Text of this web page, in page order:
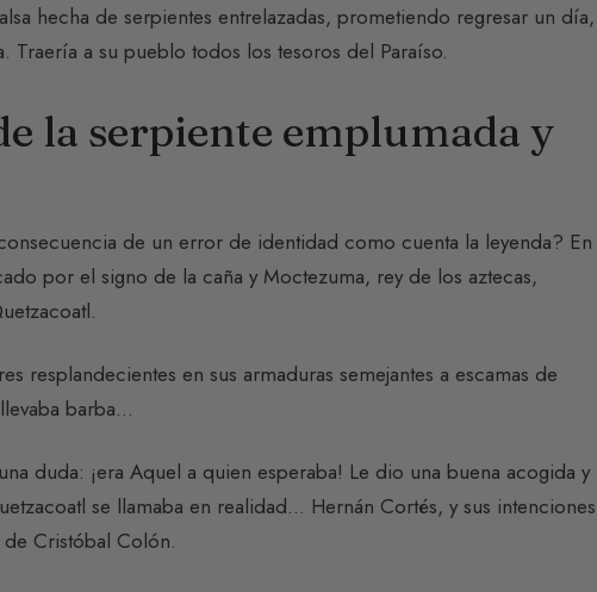
hecha de serpientes entrelazadas, prometiendo regresar un día,
a su pueblo todos los tesoros del Paraíso.
la serpiente emplumada y
de un error de identidad como cuenta la leyenda? En
por el signo de la caña y Moctezuma, rey de los aztecas,
resplandecientes en sus armaduras semejantes a escamas de
barba…
duda: ¡era Aquel a quien esperaba! Le dio una buena acogida y
se llamaba en realidad… Hernán Cortés, y sus intenciones
Cristóbal Colón.